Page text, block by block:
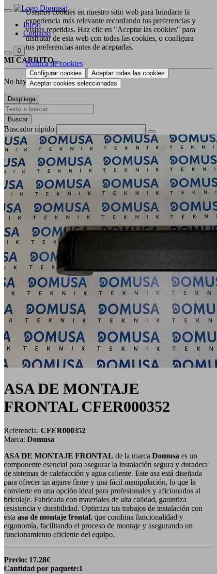
Usamos cookies en nuestro sitio web para brindarte la
experiencia más relevante recordando tus preferencias y
visitas repetidas. Haz clic en "Aceptar las cookies" para
disfrutar de esta web con todas las cookies, o configura
tus preferencias antes de aceptarlas.
Política de cookies
Configurar cookies
Aceptar todas las cookies
Aceptar cookies seleccionadas
Inicio
Contacto
0
MI CARRITO
No hay productos en la cesta
Despliega
Buscar
Buscador rápido
ASA DE MONTAJE
FRONTAL CFER000352
Referencia: CFER000352
Marca: Domusa
ASA DE MONTAJE FRONTAL de la marca Domusa es un
componente esencial para asegurar la instalación segura y duradera
de sistemas de calefacción y agua caliente. Este asa está diseñada
para ofrecer un agarre firme y una fácil manipulación, lo que la
convierte en una opción ideal para profesionales y aficionados al
bricolaje. Fabricada con materiales de alta calidad, garantiza
resistencia y durabilidad. Optimiza tus trabajos de instalación con
esta asa de montaje frontal, que combina funcionalidad y
ergonomía, facilitando el proceso de montaje y asegurando un
funcionamiento eficiente del equipo.
Precio: 17.28€
Cantidad por paquete:1